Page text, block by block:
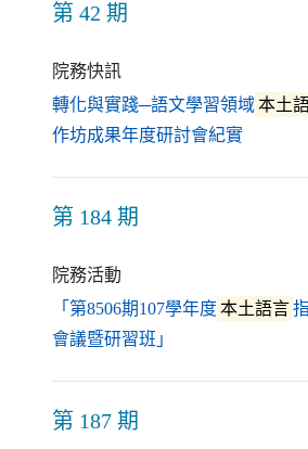
第 42 期
院務快訊
轉化與實踐─語文學習領域本土
作坊成果年度研討會紀實（另開
第 184 期
院務活動
「第8506期107學年度本土語言
會議暨研習班」
第 187 期